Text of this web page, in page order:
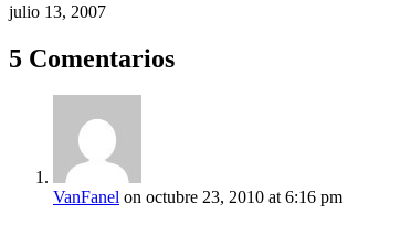
julio 13, 2007
5 Comentarios
VanFanel on octubre 23, 2010 at 6:16 pm